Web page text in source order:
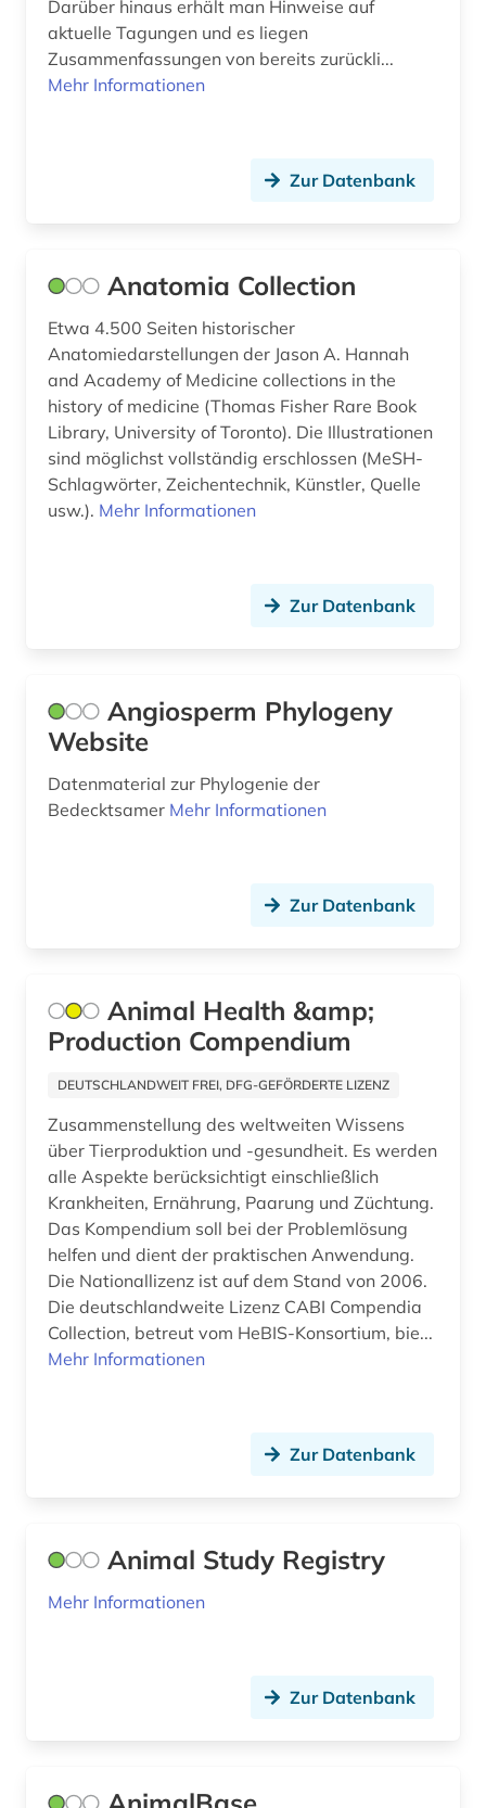
enzym (4)
enzyme (1)
epidemiologie (1)
epigenetik (1)
ernährung (2)
ernährungspolitik (1)
ernährungswissenschaft (4)
erziehung (1)
ethnobotanik (1)
europa (6)
evangelische kirche (1)
evolution (3)
evolutionsbiologie (1)
evolutionsökologie (1)
evolutionsökologie mariner fische (1)
expedition (1)
farbe (1)
farnpflanzen (1)
fauna (1)
firma (1)
fischerei (1)
Darüber hinaus erhält man Hinweise auf
aktuelle Tagungen und es liegen
Zusammenfassungen von bereits zurückli...
Mehr Informationen
Zur Datenbank
Anatomia Collection
Etwa 4.500 Seiten historischer
Anatomiedarstellungen der Jason A. Hannah
and Academy of Medicine collections in the
history of medicine (Thomas Fisher Rare Book
Library, University of Toronto). Die Illustrationen
sind möglichst vollständig erschlossen (MeSH-
Schlagwörter, Zeichentechnik, Künstler, Quelle
usw.). Mehr Informationen
Zur Datenbank
Angiosperm Phylogeny
Website
Datenmaterial zur Phylogenie der
Bedecktsamer Mehr Informationen
Zur Datenbank
Animal Health &amp;
Production Compendium
DEUTSCHLANDWEIT FREI, DFG-GEFÖRDERTE LIZENZ
Zusammenstellung des weltweiten Wissens
über Tierproduktion und -gesundheit. Es werden
alle Aspekte berücksichtigt einschließlich
Krankheiten, Ernährung, Paarung und Züchtung.
Das Kompendium soll bei der Problemlösung
helfen und dient der praktischen Anwendung.
Die Nationallizenz ist auf dem Stand von 2006.
Die deutschlandweite Lizenz CABI Compendia
Collection, betreut vom HeBIS-Konsortium, bie...
Mehr Informationen
Zur Datenbank
Animal Study Registry
Mehr Informationen
Zur Datenbank